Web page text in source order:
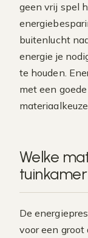
geen vrij spel
buitenlucht
energie je
te houden.
met een
Welke
De
voor een groot